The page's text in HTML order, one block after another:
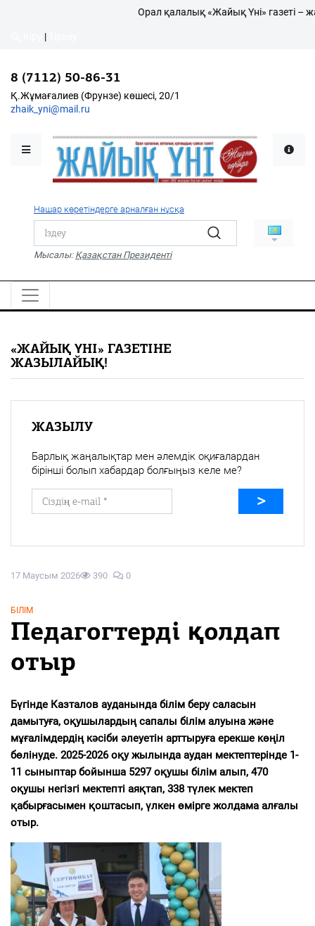
Қалалықтар қаперіне
Қоғам
Дені сау ұлт
Спорт
Жалын
PDF
«Жайық үні» — 33 жыл
Каталог
Қ.Жұмағалиев (Фрунзе)
Орал қалалық «Жайық Үні» газеті –
|
8 (7112) 50-86-31
Қ.Жұмағалиев (Фрунзе) көшесі, 20/1
zhaik_yni@mail.ru
Нашар көретіндерге арналған нұсқа
Мысалы: Қазақстан Президенті
17 Маусым 2026 390 0
БІЛІМ
Педагогтерді қолдап
отыр
Бүгінде Казталов ауданында білім беру саласын
дамытуға, оқушылардың сапалы білім алуына және
мұғалімдердің кәсіби әлеуетін арттыруға ерекше көңіл
бөлінуде. 2025-2026 оқу жылында аудан мектептерінде 1-
11 сыныптар бойынша 5297 оқушы білім алып, 470
оқушы негізгі мектепті аяқтап, 338 түлек мектеп
қабырғасымен қоштасып, үлкен өмірге жолдама алғалы
отыр.
«ЖАЙЫҚ ҮНІ» ГАЗЕТІНЕ
ЖАЗЫЛАЙЫҚ!
ЖАЗЫЛУ
Барлық жаңалықтар мен әлемдік оқиғалардан
бірінші болып хабардар болғыңыз келе ме?